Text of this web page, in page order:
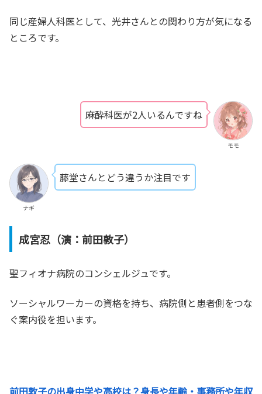
同じ産婦人科医として、光井さんとの関わり方が気になる
ところです。
モモ
麻酔科医が2人いるんですね
ナギ
藤堂さんとどう違うか注目です
成宮忍（演：前田敦子）
聖フィオナ病院のコンシェルジュです。
ソーシャルワーカーの資格を持ち、病院側と患者側をつな
ぐ案内役を担います。
前田敦子の出身中学や高校は？身長や年齢・事務所や年収